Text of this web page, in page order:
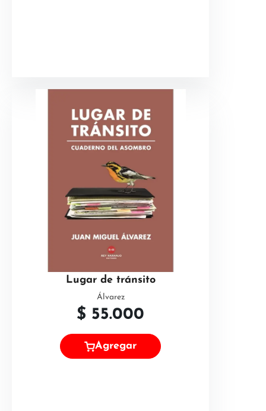
Lugar de tránsito
Álvarez
$ 55.000
Agregar